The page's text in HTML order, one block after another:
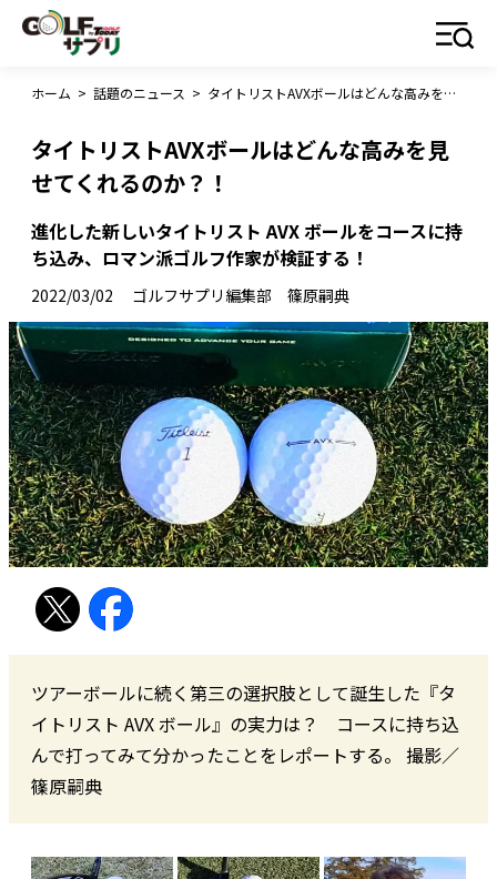
ホーム > 話題のニュース > タイトリストAVXボールはどんな高みを見せてくれるのか？！
タイトリストAVXボールはどんな高みを見
せてくれるのか？！
進化した新しいタイトリスト AVX ボールをコースに持
ち込み、ロマン派ゴルフ作家が検証する！
2022/03/02 ゴルフサプリ編集部 篠原嗣典
ツアーボールに続く第三の選択肢として誕生した『タ
イトリスト AVX ボール』の実力は？ コースに持ち込
んで打ってみて分かったことをレポートする。 撮影／
篠原嗣典